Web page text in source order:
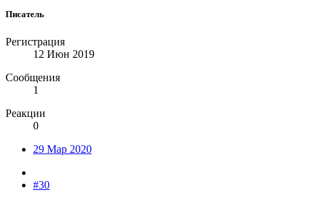
Писатель
Регистрация
12 Июн 2019
Сообщения
1
Реакции
0
29 Мар 2020
#30